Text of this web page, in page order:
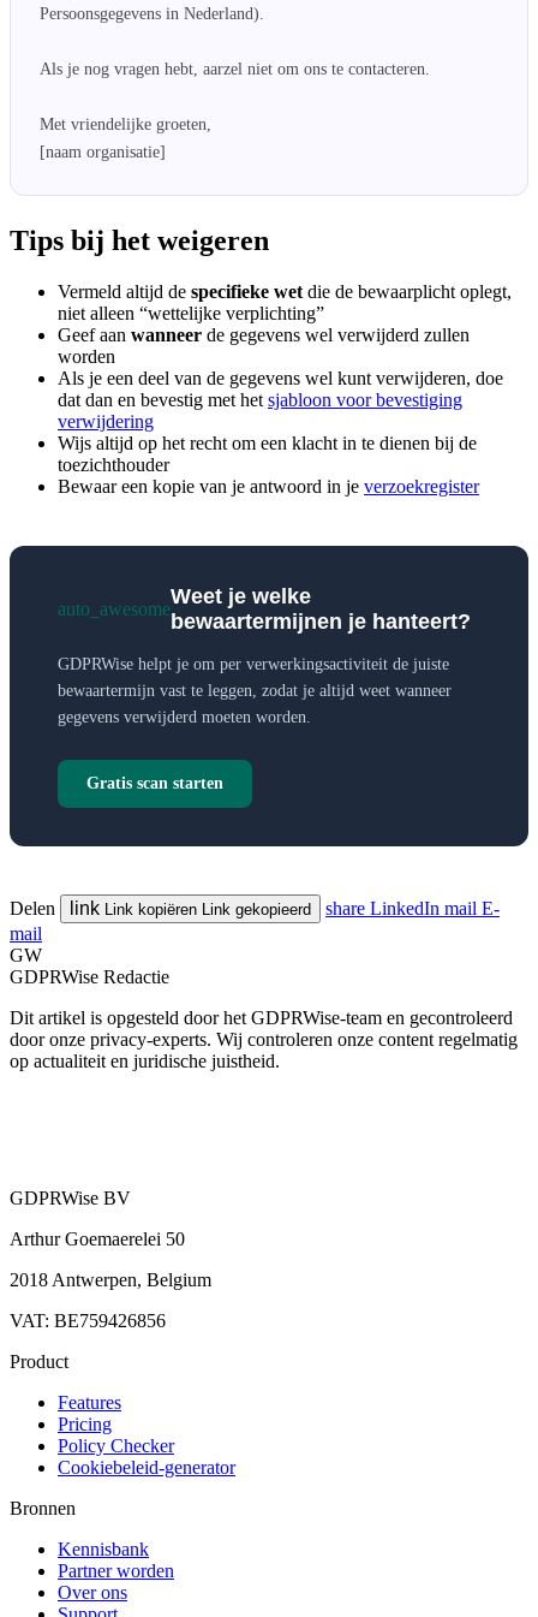
Persoonsgegevens in Nederland).
Als je nog vragen hebt, aarzel niet om ons te contacteren.
Met vriendelijke groeten,
[naam organisatie]
Tips bij het weigeren
Vermeld altijd de specifieke wet die de bewaarplicht oplegt,
niet alleen “wettelijke verplichting”
Geef aan wanneer de gegevens wel verwijderd zullen
worden
Als je een deel van de gegevens wel kunt verwijderen, doe
dat dan en bevestig met het sjabloon voor bevestiging
verwijdering
Wijs altijd op het recht om een klacht in te dienen bij de
toezichthouder
Bewaar een kopie van je antwoord in je verzoekregister
auto_awesome
Weet je welke
bewaartermijnen je hanteert?
GDPRWise helpt je om per verwerkingsactiviteit de juiste
bewaartermijn vast te leggen, zodat je altijd weet wanneer
gegevens verwijderd moeten worden.
Gratis scan starten
Delen link Link kopiëren Link gekopieerd share LinkedIn mail E-
mail
GW
GDPRWise Redactie
Dit artikel is opgesteld door het GDPRWise-team en gecontroleerd
door onze privacy-experts. Wij controleren onze content regelmatig
op actualiteit en juridische juistheid.
GDPRWise BV
Arthur Goemaerelei 50
2018 Antwerpen, Belgium
VAT: BE759426856
Product
Features
Pricing
Policy Checker
Cookiebeleid-generator
Bronnen
Kennisbank
Partner worden
Over ons